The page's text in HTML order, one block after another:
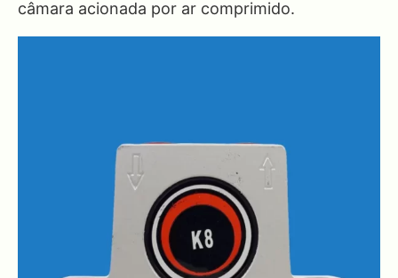
câmara acionada por ar comprimido.